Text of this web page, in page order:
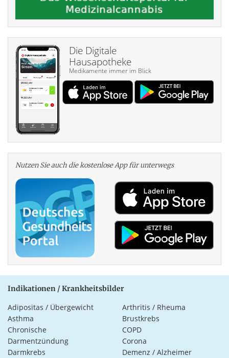
Die Digitale
Hausapotheke
Medikamente immer im Blick
Nutzen Sie auch die kosten­lose App für unterwegs
Indikationen / Krankheitsbilder
Adipositas / Übergewicht
Arthritis / Rheuma
Asthma
Brustkrebs
Chronische
Darmentzündung
COPD
Corona
Darmkrebs
Demenz / Alzheimer